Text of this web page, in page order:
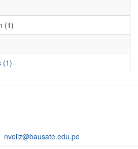
(1)
(1)
nveliz@bausate.edu.pe